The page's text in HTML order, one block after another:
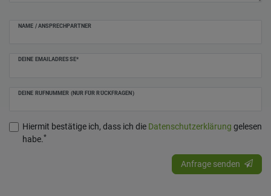
NAME / ANSPRECHPARTNER
DEINE EMAILADRESSE*
DEINE RUFNUMMER (NUR FÜR RÜCKFRAGEN)
Hiermit bestätige ich, dass ich die Daten­schutz­erklärung gelesen
habe.*
Anfrage senden